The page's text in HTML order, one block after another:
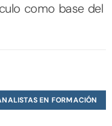
como base del
EN FORMACIÓN